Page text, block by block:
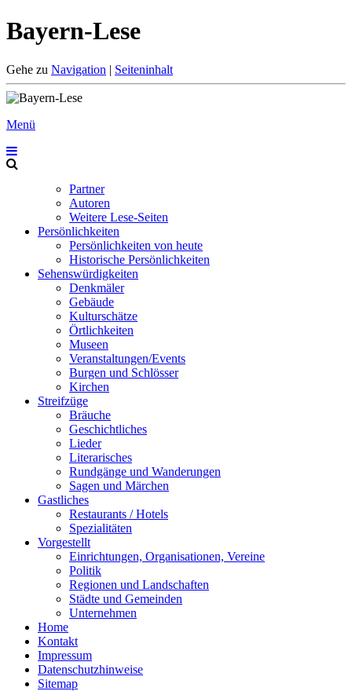
Bayern-Lese
Gehe zu Navigation | Seiteninhalt
Menü
Partner
Autoren
Weitere Lese-Seiten
Persönlichkeiten
Persönlichkeiten von heute
Historische Persönlichkeiten
Sehenswürdigkeiten
Denkmäler
Gebäude
Kulturschätze
Örtlichkeiten
Museen
Veranstaltungen/Events
Burgen und Schlösser
Kirchen
Streifzüge
Bräuche
Geschichtliches
Lieder
Literarisches
Rundgänge und Wanderungen
Sagen und Märchen
Gastliches
Restaurants / Hotels
Spezialitäten
Vorgestellt
Einrichtungen, Organisationen, Vereine
Politik
Regionen und Landschaften
Städte und Gemeinden
Unternehmen
Home
Kontakt
Impressum
Datenschutzhinweise
Sitemap